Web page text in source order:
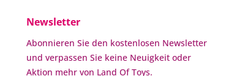
Newsletter
Abonnieren Sie den kostenlosen Newsletter
und verpassen Sie keine Neuigkeit oder
Aktion mehr von Land Of Toys.